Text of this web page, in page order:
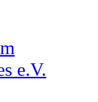
e.V.